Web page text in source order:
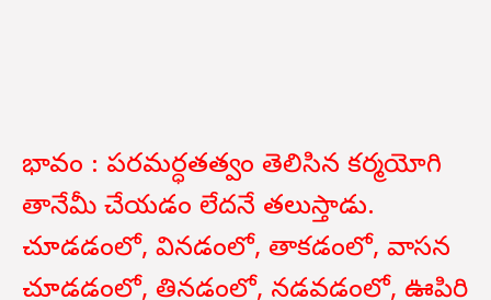
భావం : పరమర్ధతత్వం తెలిసిన కర్మయోగి
తానేమీ చేయడం లేదనే తలుస్తాడు.
చూడడంలో, వినడంలో, తాకడంలో, వాసన
చూడడంలో, తినడంలో, నడవడంలో, ఊపిరి